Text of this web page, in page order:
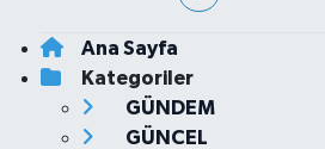
Ana Sayfa
Kategoriler
GÜNDEM
GÜNCEL